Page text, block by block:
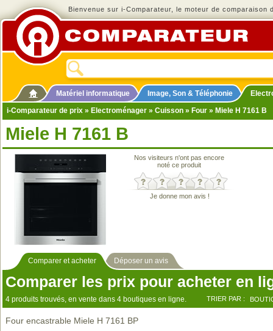
Bienvenue sur i-Comparateur, le moteur de comparaison
Matériel informatique Image, Son & Téléphonie
i-Comparateur de prix » Electroménager » Cuisson » Four » Miele H 7161 B
Miele H 7161 B
Nos visiteurs n'ont pas encore
noté ce produit
Je donne mon avis !
Comparer et acheter Déposer un avis
Comparer les prix pour acheter en
4 produits trouvés, en vente dans 4 boutiques en ligne. TRIER PAR :
Four encastrable Miele H 7161 BP